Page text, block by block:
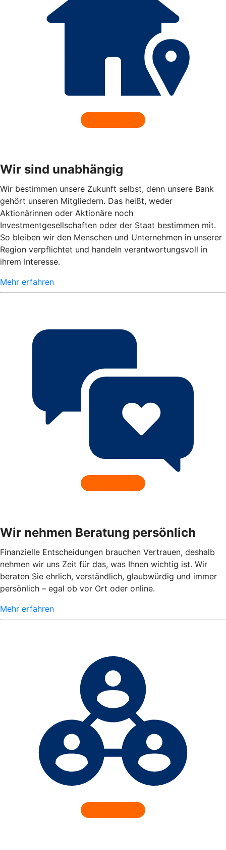
Wir sind unabhängig
Wir bestimmen unsere Zukunft selbst, denn unsere Bank
gehört unseren Mitgliedern. Das heißt, weder
Aktionärinnen oder Aktionäre noch
Investmentgesellschaften oder der Staat bestimmen mit.
So bleiben wir den Menschen und Unternehmen in unserer
Region verpflichtet und handeln verantwortungsvoll in
ihrem Interesse.
Mehr erfahren
Wir nehmen Beratung persönlich
Finanzielle Entscheidungen brauchen Vertrauen, deshalb
nehmen wir uns Zeit für das, was Ihnen wichtig ist. Wir
beraten Sie ehrlich, verständlich, glaubwürdig und immer
persönlich – egal ob vor Ort oder online.
Mehr erfahren